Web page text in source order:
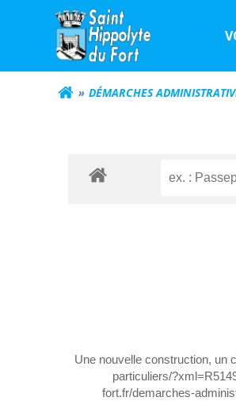
DÉMARCHES
Une nouvelle construction, un
particuliers/
fort.fr/demarches-